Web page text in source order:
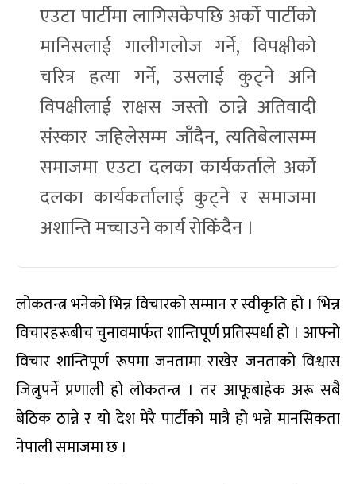
एउटा पार्टीमा लागिसकेपछि अर्को पार्टीको
मानिसलाई गालीगलोज गर्ने, विपक्षीको
चरित्र हत्या गर्ने, उसलाई कुट्ने अनि
विपक्षीलाई राक्षस जस्तो ठान्ने अतिवादी
संस्कार जहिलेसम्म जाँदैन, त्यतिबेलासम्म
समाजमा एउटा दलका कार्यकर्ताले अर्को
दलका कार्यकर्तालाई कुट्ने र समाजमा
अशान्ति मच्चाउने कार्य रोकिँदैन ।
लोकतन्त्र भनेको भिन्न विचारको सम्मान र स्वीकृति हो । भिन्न
विचारहरूबीच चुनावमार्फत शान्तिपूर्ण प्रतिस्पर्धा हो । आफ्नो
विचार शान्तिपूर्ण रूपमा जनतामा राखेर जनताको विश्वास
जित्नुपर्ने प्रणाली हो लोकतन्त्र । तर आफूबाहेक अरू सबै
बेठिक ठान्ने र यो देश मेरै पार्टीको मात्रै हो भन्ने मानसिकता
नेपाली समाजमा छ ।